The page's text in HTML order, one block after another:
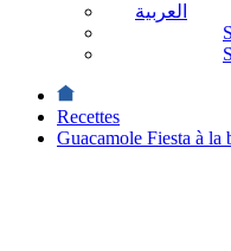
العربية
Recettes
Guacamole Fiesta à la